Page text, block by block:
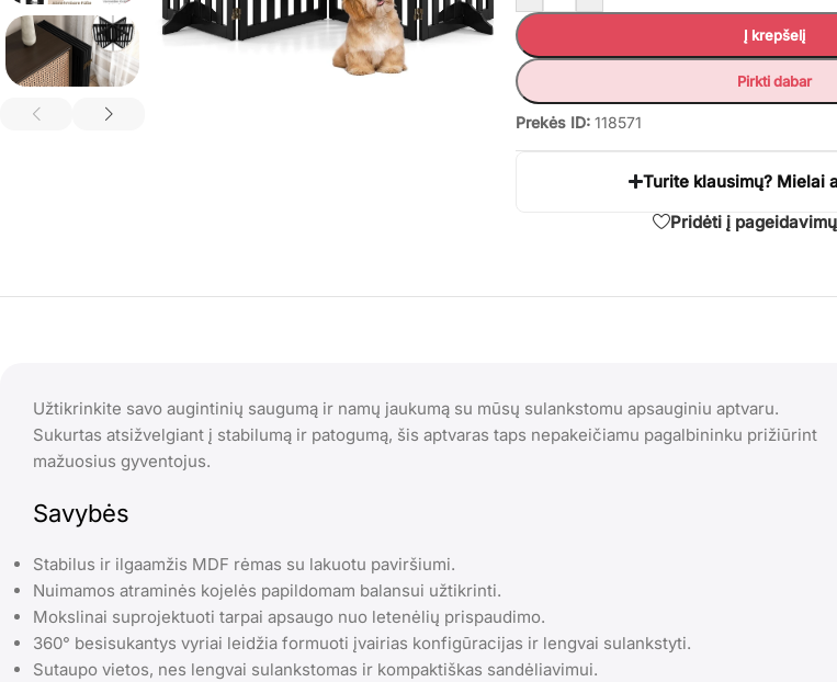
Į krepšelį
Pirkti dabar
Prekės ID: 118571
Turite klausimų? Mielai
Pridėti į
Užtikrinkite savo augintinių saugumą ir namų jaukumą su mūsų sulankstomu apsauginiu aptvaru.
Sukurtas atsižvelgiant į stabilumą ir patogumą, šis aptvaras taps nepakeičiamu pagalbininku prižiūrint
mažuosius gyventojus.
Savybės
Stabilus ir ilgaamžis MDF rėmas su lakuotu paviršiumi.
Nuimamos atraminės kojelės papildomam balansui užtikrinti.
Mokslinai suprojektuoti tarpai apsaugo nuo letenėlių prispaudimo.
360° besisukantys vyriai leidžia formuoti įvairias konfigūracijas ir lengvai sulankstyti.
Sutaupo vietos, nes lengvai sulankstomas ir kompaktiškas sandėliavimui.